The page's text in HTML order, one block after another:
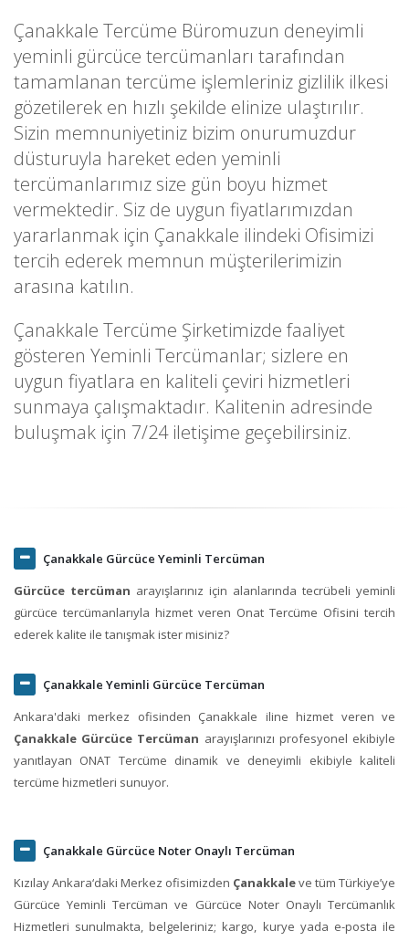
Çanakkale Tercüme Büromuzun deneyimli
yeminli gürcüce tercümanları tarafından
tamamlanan tercüme işlemleriniz gizlilik ilkesi
gözetilerek en hızlı şekilde elinize ulaştırılır.
Sizin memnuniyetiniz bizim onurumuzdur
düsturuyla hareket eden yeminli
tercümanlarımız size gün boyu hizmet
vermektedir. Siz de uygun fiyatlarımızdan
yararlanmak için Çanakkale ilindeki Ofisimizi
tercih ederek memnun müşterilerimizin
arasına katılın.
Çanakkale Tercüme Şirketimizde faaliyet
gösteren Yeminli Tercümanlar; sizlere en
uygun fiyatlara en kaliteli çeviri hizmetleri
sunmaya çalışmaktadır. Kalitenin adresinde
buluşmak için 7/24 iletişime geçebilirsiniz.
Çanakkale Gürcüce Yeminli Tercüman
Gürcüce tercüman arayışlarınız için alanlarında tecrübeli yeminli
gürcüce tercümanlarıyla hizmet veren Onat Tercüme Ofisini tercih
ederek kalite ile tanışmak ister misiniz?
Çanakkale Yeminli Gürcüce Tercüman
Ankara'daki merkez ofisinden Çanakkale iline hizmet veren ve
Çanakkale Gürcüce Tercüman arayışlarınızı profesyonel ekibiyle
yanıtlayan ONAT Tercüme dinamik ve deneyimli ekibiyle kaliteli
tercüme hizmetleri sunuyor.
Çanakkale Gürcüce Noter Onaylı Tercüman
Kızılay Ankara‘daki Merkez ofisimizden Çanakkaleve tüm Türkiye’ye
Gürcüce Yeminli Tercüman ve Gürcüce Noter Onaylı Tercümanlık
Hizmetleri sunulmakta, belgeleriniz; kargo, kurye yada e-posta ile